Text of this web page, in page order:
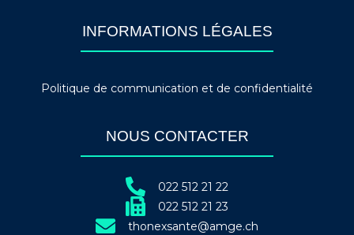
INFORMATIONS LÉGALES
Politique de communication et de confidentialité
NOUS CONTACTER
022 512 21 22
022 512 21 23
thonexsante@amge.ch